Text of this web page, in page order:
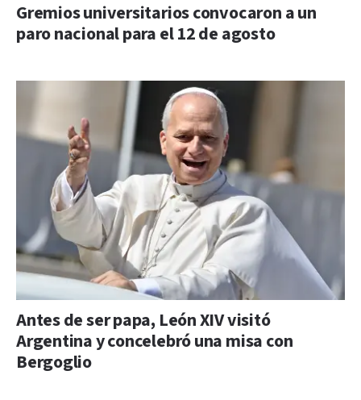
Gremios universitarios convocaron a un
paro nacional para el 12 de agosto
Antes de ser papa, León XIV visitó
Argentina y concelebró una misa con
Bergoglio